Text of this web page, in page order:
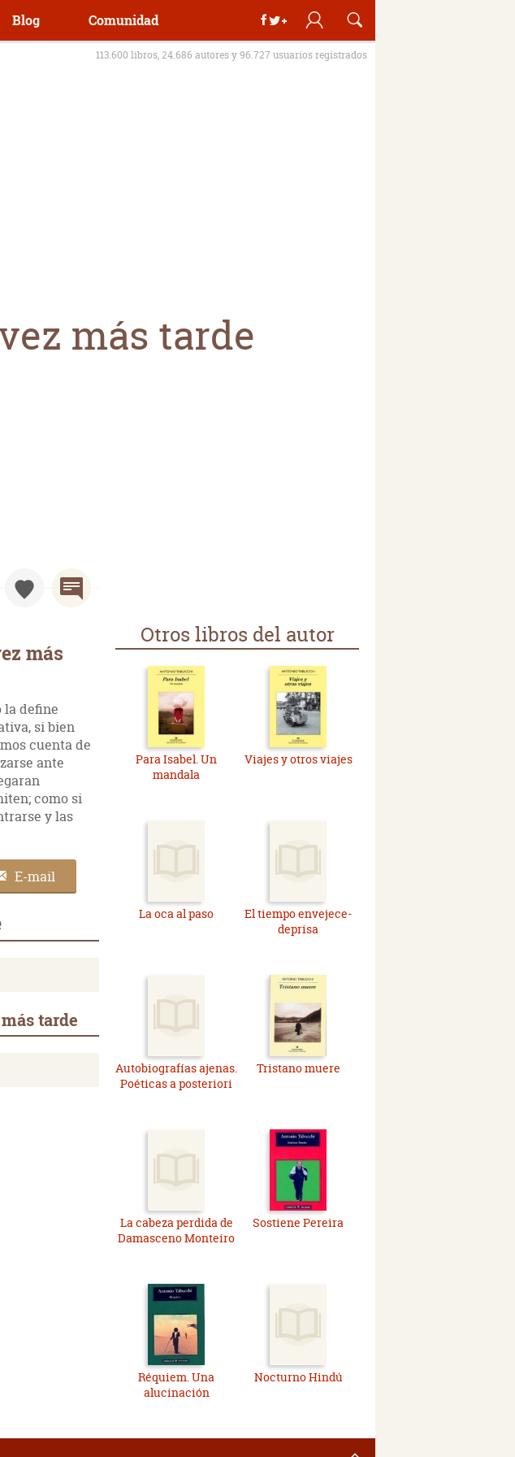
Blog Comunidad
113.600 libros, 24.686 autores y 96.727 usuarios registrados
más tarde
más
la define
si bien
cuenta de
ante
como si
y las
E-mail
tarde
Otros libros del autor
Para Isabel. Un
mandala
Viajes y otros viajes
La oca al paso
El tiempo envejece-
deprisa
Autobiografías ajenas.
Poéticas a posteriori
Tristano muere
La cabeza perdida de
Damasceno Monteiro
Sostiene Pereira
Réquiem. Una
alucinación
Nocturno Hindú